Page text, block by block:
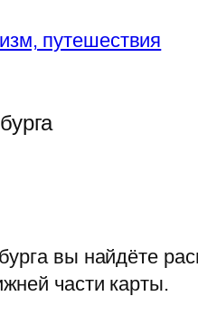
путешествия
вы найдёте
части карты.